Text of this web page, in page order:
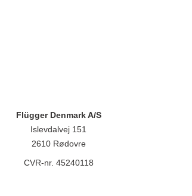
Flügger Denmark A/S
Islevdalvej 151
2610 Rødovre
CVR-nr. 45240118